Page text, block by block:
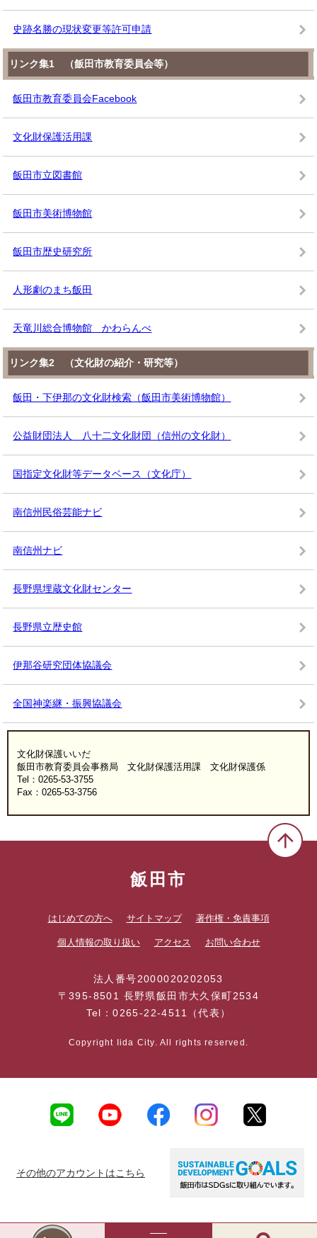
史跡名勝の現状変更等許可申請
リンク集1 （飯田市教育委員会等）
飯田市教育委員会Facebook
文化財保護活用課
飯田市立図書館
飯田市美術博物館
飯田市歴史研究所
人形劇のまち飯田
天竜川総合博物館 かわらんべ
リンク集2 （文化財の紹介・研究等）
飯田・下伊那の文化財検索（飯田市美術博物館）
公益財団法人 八十二文化財団（信州の文化財）
国指定文化財等データベース（文化庁）
南信州民俗芸能ナビ
南信州ナビ
長野県埋蔵文化財センター
長野県立歴史館
伊那谷研究団体協議会
全国神楽継・振興協議会
文化財保護いいだ
飯田市教育委員会事務局 文化財保護活用課 文化財保護係
Tel：0265-53-3755
Fax：0265-53-3756
飯田市
はじめての方へ サイトマップ 著作権・免責事項
個人情報の取り扱い アクセス お問い合わせ
法人番号2000020202053
〒395-8501 長野県飯田市大久保町2534
Tel：0265-22-4511（代表）
Copyright Iida City. All rights reserved.
その他のアカウントはこちら